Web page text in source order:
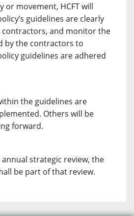
or movement, HCFT will
guidelines are clearly
and monitor the
by the contractors to
guidelines are adhered
the guidelines are
Others will be
forward.
annual strategic review, the
be part of that review.